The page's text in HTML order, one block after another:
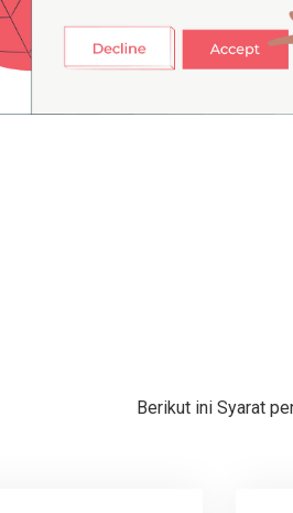
Berikut ini Syarat